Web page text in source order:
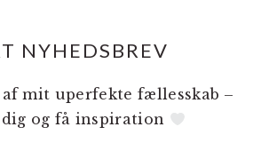
NYHEDSBREV
mit uperfekte fællesskab –
og få inspiration